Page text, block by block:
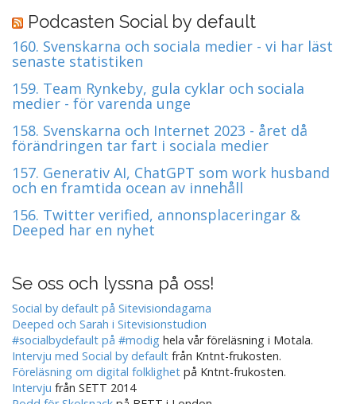
a
v
i
a
t
i
o
n
Podcasten Social by default
160. Svenskarna och sociala medier - vi har läst
senaste statistiken
159. Team Rynkeby, gula cyklar och sociala
medier - för varenda unge
158. Svenskarna och Internet 2023 - året då
förändringen tar fart i sociala medier
157. Generativ AI, ChatGPT som work husband
och en framtida ocean av innehåll
156. Twitter verified, annonsplaceringar &
Deeped har en nyhet
Se oss och lyssna på oss!
Social by default på Sitevisiondagarna
Deeped och Sarah i Sitevisionstudion
#socialbydefault på #modig hela vår föreläsning i Motala.
Intervju med Social by default från Kntnt-frukosten.
Föreläsning om digital folklighet på Kntnt-frukosten.
Intervju från SETT 2014